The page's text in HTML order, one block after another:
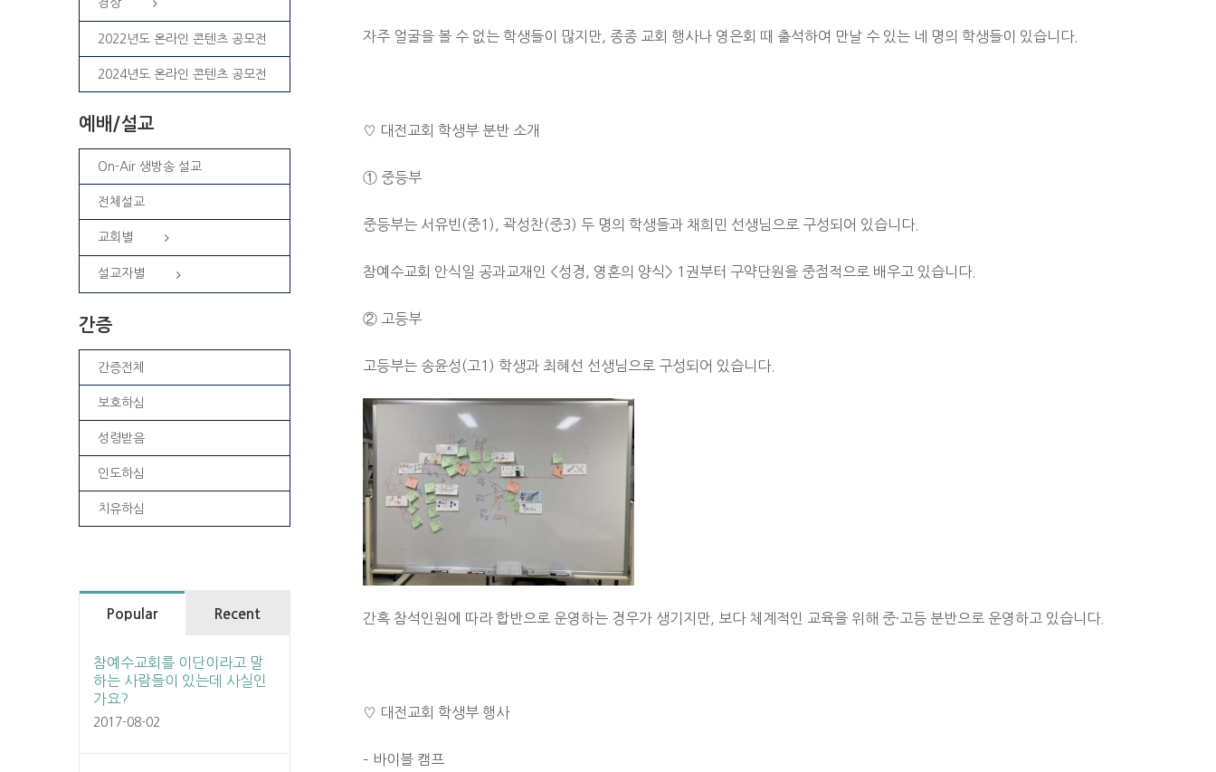
자주 얼굴을 볼 수 없는 학생들이 많지만, 종종 교회 행사나 영은회 때 출석하여 만날 수 있는 네 명의 학생들이 있습니다.
♡ 대전교회 학생부 분반 소개
① 중등부
중등부는 서유빈(중1), 곽성찬(중3) 두 명의 학생들과 채희민 선생님으로 구성되어 있습니다.
참예수교회 안식일 공과교재인 <성경, 영혼의 양식> 1권부터 구약단원을 중점적으로 배우고 있습니다.
② 고등부
고등부는 송윤성(고1) 학생과 최혜선 선생님으로 구성되어 있습니다.
간혹 참석인원에 따라 합반으로 운영하는 경우가 생기지만, 보다 체계적인 교육을 위해 중·고등 분반으로 운영하고 있습니다.
♡ 대전교회 학생부 행사
– 바이블 캠프
경상
2022년도 온라인 콘텐츠 공모전
2024년도 온라인 콘텐츠 공모전
예배/설교
On-Air 생방송 설교
전체설교
교회별
설교자별
간증
간증전체
보호하심
성령받음
인도하심
치유하심
Popular Recent
참예수교회를 이단이라고 말
하는 사람들이 있는데 사실인
가요?
2017-08-02